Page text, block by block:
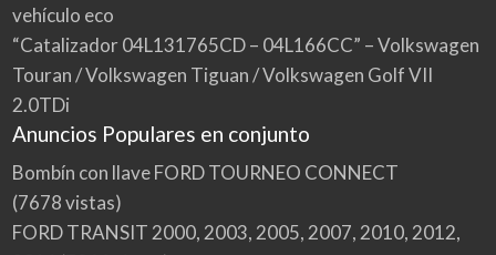
vehículo eco
“Catalizador 04L131765CD – 04L166CC” – Volkswagen
Touran / Volkswagen Tiguan / Volkswagen Golf VII
2.0TDi
Anuncios Populares en conjunto
Bombín con llave FORD TOURNEO CONNECT
(7678 vistas)
FORD TRANSIT 2000, 2003, 2005, 2007, 2010, 2012,